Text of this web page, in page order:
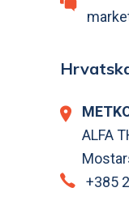
ALFA
+385